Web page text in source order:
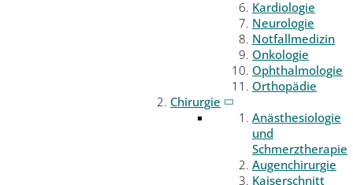
Kardiologie
Neurologie
Notfallmedizin
Onkologie
Ophthalmologie
Orthopädie
Chirurgie
Anästhesiologie
und
Schmerztherapie
Augenchirurgie
Kaiserschnitt